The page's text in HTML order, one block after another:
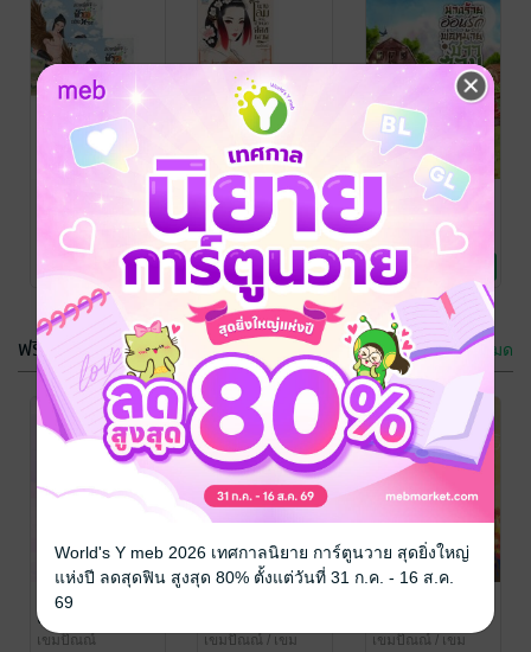
อ้วนเป็นมิจ
เล่ม1
เขมปัณณ์
นิยายวาย Boy
3 Rating
SET รักของตัว
นิยายรักจีนโบราณ
4 Rating
SET สวนผักฟ้า
ประทาน เล่ม 1 -
เล่ม 3 จบภาค
ต้น
เขมปัณณ์
นิยายรักจีนโบราณ
SET นางโลมใน
ใจแม่ทัพ
เขมปัณณ์
นิยายรักจีนโบราณ
2 Rating
นางร้ายอ้อนรัก
พ่อหม้าย
ชาวสวนยุค 70
(เล่มเดียวจบ)
นิยายรักจีนโบราณ
5 Rating
SET รักอ้วน
นิยายวาย Boy
Love / Yaoi
1 Rating
ย้อนเวลามา
ชาตินี้ ข้าจะเป็น
ฟรีกระจาย ดูทั้งหมด
มิตรกับมิจ อะไร
เกิดก่อนกัน
เขมปัณณ์
คืนวิวาห์
เขมปัณณ์/ เขม
(สืบรักสามภพ)
เขมปัณณ์ / เขม
World's Y meb 2026 เทศกาลนิยาย การ์ตูนวาย สุดยิ่งใหญ่
แห่งปี ลดสุดฟิน สูงสุด 80% ตั้งแต่วันที่ 31 ก.ค. - 16 ส.ค.
69